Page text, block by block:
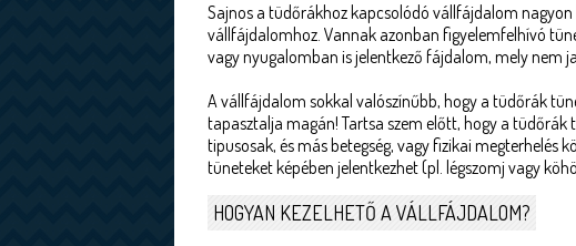
Sajnos a tüdőrákhoz kapcsolódó vállfájdalom
vállfájdalomhoz. Vannak azonban figyelemfelhívó
vagy nyugalomban is jelentkező fájdalom, mely nem
A vállfájdalom sokkal valószínűbb, hogy a tüdőrák
tapasztalja magán! Tartsa szem előtt, hogy a tüdőrák
tipusosak, és más betegség, vagy fizikai megterhelés
tüneteket képében jelentkezhet (pl. légszomj vagy
HOGYAN KEZELHETŐ A VÁLLFÁJDALOM?